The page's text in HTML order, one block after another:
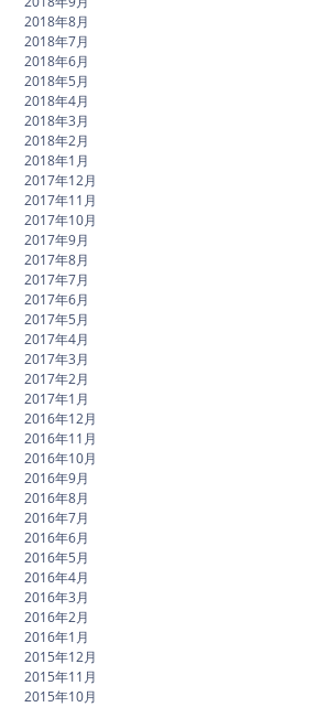
2018年8月
2018年7月
2018年6月
2018年5月
2018年4月
2018年3月
2018年2月
2018年1月
2017年12月
2017年11月
2017年10月
2017年9月
2017年8月
2017年7月
2017年6月
2017年5月
2017年4月
2017年3月
2017年2月
2017年1月
2016年12月
2016年11月
2016年10月
2016年9月
2016年8月
2016年7月
2016年6月
2016年5月
2016年4月
2016年3月
2016年2月
2016年1月
2015年12月
2015年11月
2015年10月